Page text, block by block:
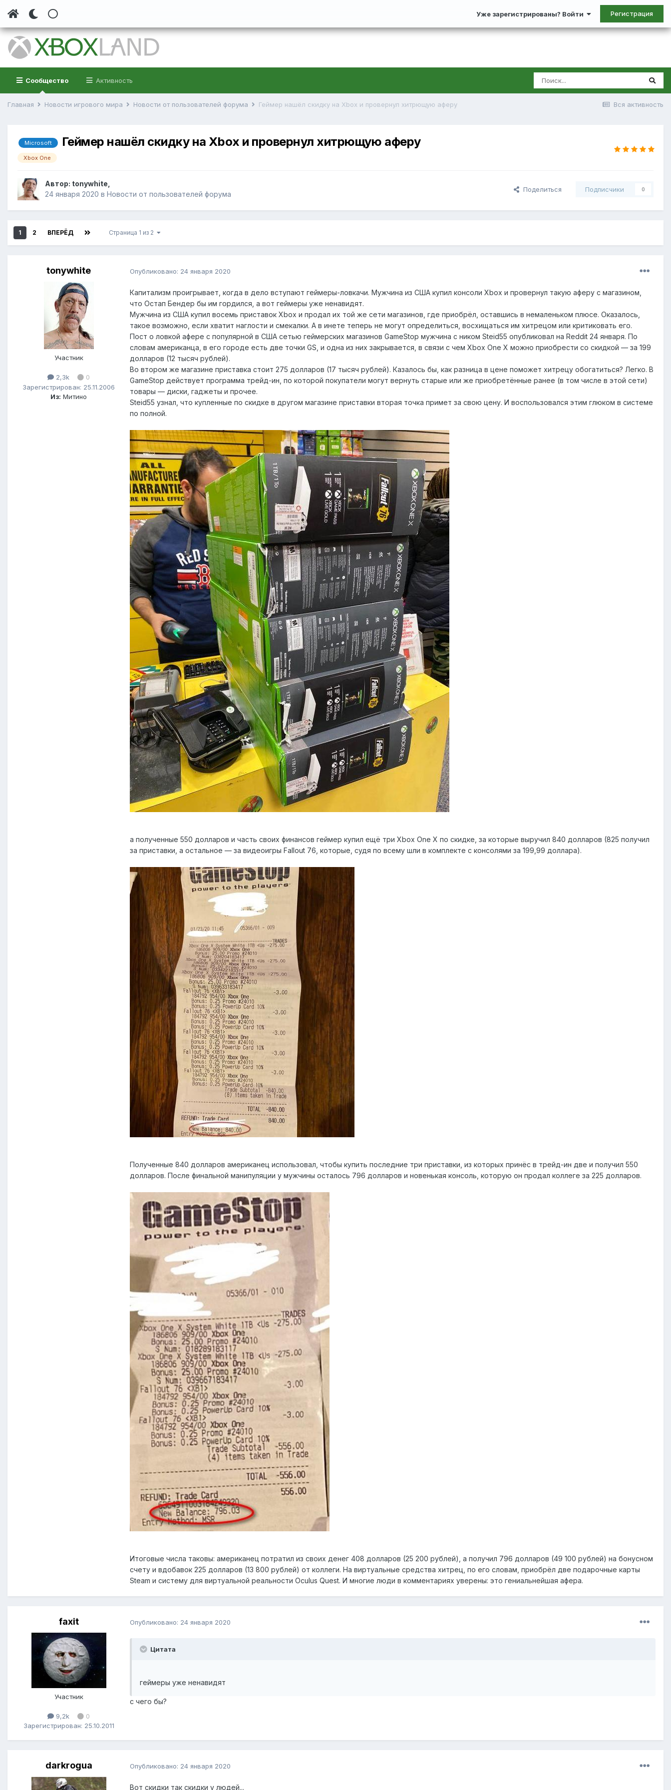
Уже зарегистрированы? Войти Регистрация
Сообщество Активность
Вся активность
Главная Новости игрового мира Новости от пользователей форума Геймер нашёл скидку на Xbox и провернул хитрющую аферу
Microsoft Геймер нашёл скидку на Xbox и провернул хитрющую аферу
Xbox One
Автор: tonywhite
24 января 2020 в Новости от пользователей форума
Поделиться Подписчики 0
1 2 ВПЕРЁД Страница 1 из 2
tonywhite
Участник
2,3k
0
Зарегистрирован: 25.11.2006
Из: Митино
Опубликовано: 24 января 2020
Капитализм проигрывает, когда в дело вступают геймеры-ловкачи. Мужчина из США купил консоли Xbox и провернул такую аферу с магазином,
что Остап Бендер бы им гордился, а вот геймеры уже ненавидят.
Мужчина из США купил восемь приставок Xbox и продал их той же сети магазинов, где приобрёл, оставшись в немаленьком плюсе. Оказалось,
такое возможно, если хватит наглости и смекалки. А в инете теперь не могут определиться, восхищаться им хитрецом или критиковать его.
Пост о ловкой афере с популярной в США сетью геймерских магазинов GameStop мужчина с ником Steid55 опубликовал на Reddit 24 января. По
словам американца, в его городе есть две точки GS, и одна из них закрывается, в связи с чем Xbox One X можно приобрести со скидкой — за 199
долларов (12 тысяч рублей).
Во втором же магазине приставка стоит 275 долларов (17 тысяч рублей). Казалось бы, как разница в цене поможет хитрецу обогатиться? Легко. В
GameStop действует программа трейд-ин, по которой покупатели могут вернуть старые или же приобретённые ранее (в том числе в этой сети)
товары — диски, гаджеты и прочее.
Steid55 узнал, что купленные по скидке в другом магазине приставки вторая точка примет за свою цену. И воспользовался этим глюком в системе
по полной.
а полученные 550 долларов и часть своих финансов геймер купил ещё три Xbox One X по скидке, за которые выручил 840 долларов (825 получил
за приставки, а остальное — за видеоигры Fallout 76, которые, судя по всему шли в комплекте с консолями за 199,99 доллара).
Полученные 840 долларов американец использовал, чтобы купить последние три приставки, из которых принёс в трейд-ин две и получил 550
долларов. После финальной манипуляции у мужчины осталось 796 долларов и новенькая консоль, которую он продал коллеге за 225 долларов.
Итоговые числа таковы: американец потратил из своих денег 408 долларов (25 200 рублей), а получил 796 долларов (49 100 рублей) на бонусном
счету и вдобавок 225 долларов (13 800 рублей) от коллеги. На виртуальные средства хитрец, по его словам, приобрёл две подарочные карты
Steam и систему для виртуальной реальности Oculus Quest. И многие люди в комментариях уверены: это гениальнейшая афера.
faxit
Участник
9,2k
0
Зарегистрирован: 25.10.2011
Опубликовано: 24 января 2020
Цитата
геймеры уже ненавидят
с чего бы?
darkrogua Опубликовано: 24 января 2020
Вот скидки так скидки у людей...